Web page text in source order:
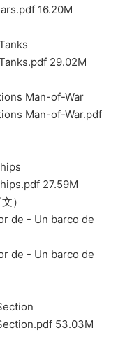
16.20M
29.02M
Man-of-War
Man-of-War.pdf
27.59M
）
de - Un barco de
de - Un barco de
53.03M